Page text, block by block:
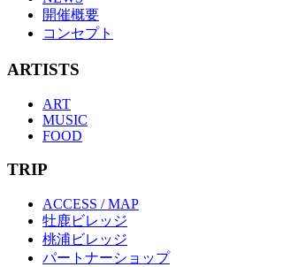
開催概要
コンセプト
ARTISTS
ART
MUSIC
FOOD
TRIP
ACCESS / MAP
牡鹿ビレッジ
桃浦ビレッジ
パートナーショップ